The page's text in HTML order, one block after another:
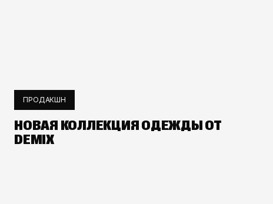
ПРОДАКШН
НОВАЯ КОЛЛЕКЦИЯ ОДЕЖДЫ ОТ
DEMIX